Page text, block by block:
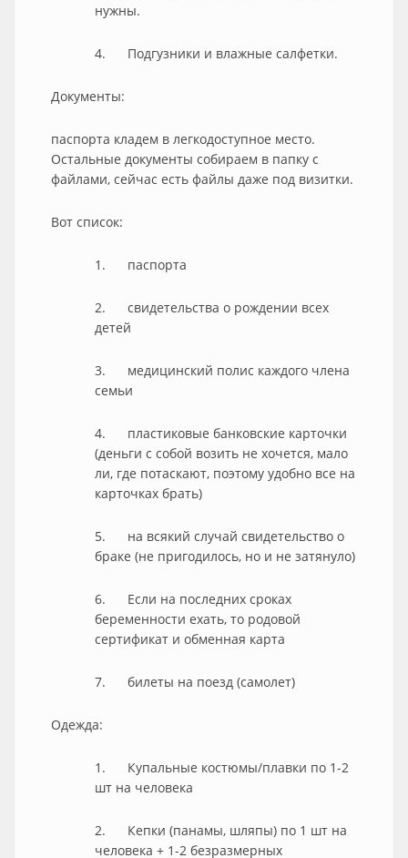
нужны.
4. Подгузники и влажные салфетки.
Документы:
паспорта кладем в легкодоступное место.
Остальные документы собираем в папку с
файлами, сейчас есть файлы даже под визитки.
Вот список:
1. паспорта
2. свидетельства о рождении всех
детей
3. медицинский полис каждого члена
семьи
4. пластиковые банковские карточки
(деньги с собой возить не хочется, мало
ли, где потаскают, поэтому удобно все на
карточках брать)
5. на всякий случай свидетельство о
браке (не пригодилось, но и не затянуло)
6. Если на последних сроках
беременности ехать, то родовой
сертификат и обменная карта
7. билеты на поезд (самолет)
Одежда:
1. Купальные костюмы/плавки по 1-2
шт на человека
2. Кепки (панамы, шляпы) по 1 шт на
человека + 1-2 безразмерных